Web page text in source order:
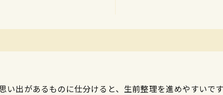
い出があるものに仕分けると、生前整理を進めやすいで